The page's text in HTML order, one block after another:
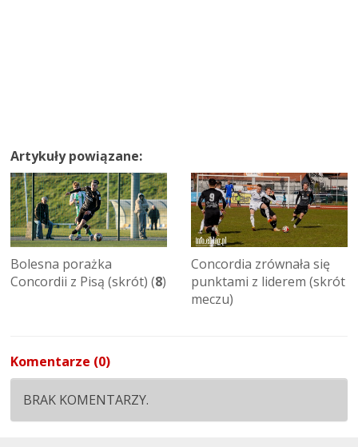
Artykuły powiązane:
Bolesna porażka
Concordii z Pisą (skrót) (8)
Concordia zrównała się
punktami z liderem (skrót
meczu)
Komentarze (0)
BRAK KOMENTARZY.